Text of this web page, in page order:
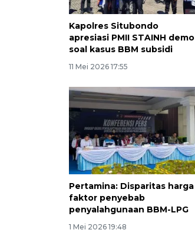
Kapolres Situbondo
apresiasi PMII STAINH demo
soal kasus BBM subsidi
11 Mei 2026 17:55
Pertamina: Disparitas harga
faktor penyebab
penyalahgunaan BBM-LPG
1 Mei 2026 19:48